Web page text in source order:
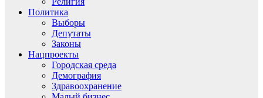
Политика
Выборы
Депутаты
Законы
Нацпроекты
Городская среда
Демография
Здравоохранение